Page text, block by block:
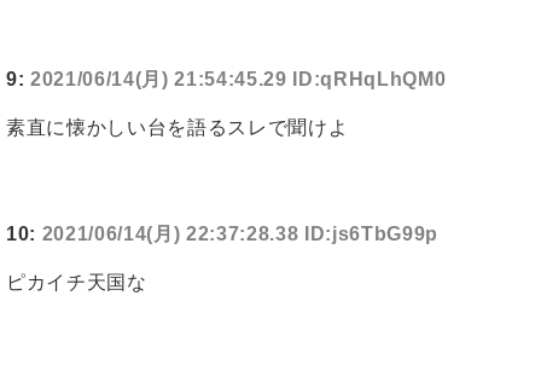
9: 2021/06/14(月) 21:54:45.29 ID:qRHqLhQM0
素直に懐かしい台を語るスレで聞けよ
10: 2021/06/14(月) 22:37:28.38 ID:js6TbG99p
ピカイチ天国な